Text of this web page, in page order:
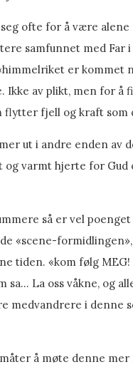
ofte for å være alene
samfunnet med Far
er kommet
Ikke av plikt, men for
flytter fjell og kraft som
ut i andre enden
og varmt hjerte for
så er vel
«scene-
tiden. «kom følg MEG!
sa… La oss våkne, og
medvandrere i denne
å møte denne